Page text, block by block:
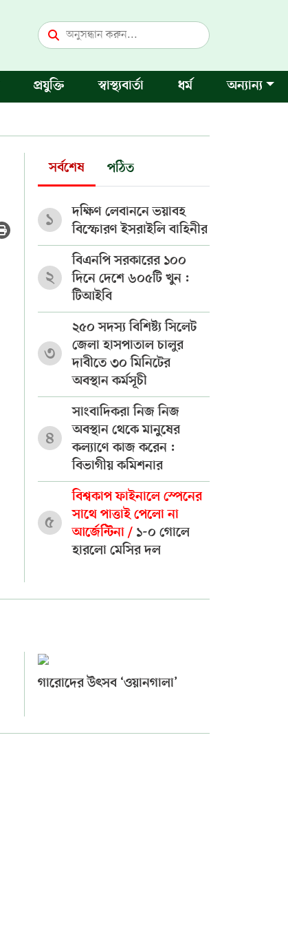
প্রযুক্তি স্বাস্থ্যবার্তা ধর্ম অন্যান্য
সর্বশেষ পঠিত
১
দক্ষিণ লেবাননে ভয়াবহ
বিস্ফোরণ ইসরাইলি বাহিনীর
২
বিএনপি সরকারের ১০০
দিনে দেশে ৬০৫টি খুন :
টিআইবি
৩
২৫০ সদস্য বিশিষ্ট্য সিলেট
জেলা হাসপাতাল চালুর
দাবীতে ৩০ মিনিটের
অবস্থান কর্মসূচী
৪
সাংবাদিকরা নিজ নিজ
অবস্থান থেকে মানুষের
কল্যাণে কাজ করেন :
বিভাগীয় কমিশনার
৫
বিশ্বকাপ ফাইনালে স্পেনের
সাথে পাত্তাই পেলো না
আর্জেন্টিনা / ১-০ গোলে
হারলো মেসির দল
গারোদের উৎসব ‘ওয়ানগালা’